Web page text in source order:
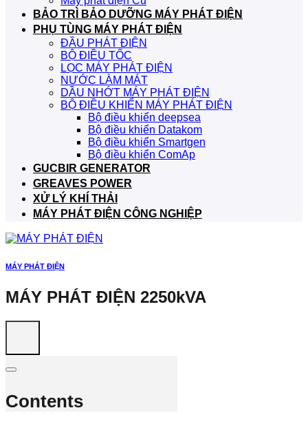
BẢO TRÌ BẢO DƯỠNG MÁY PHÁT ĐIỆN
PHỤ TÙNG MÁY PHÁT ĐIỆN
ĐẦU PHÁT ĐIỆN
BỘ ĐIỀU TỐC
LỌC MÁY PHÁT ĐIỆN
NƯỚC LÀM MÁT
DẦU NHỚT MÁY PHÁT ĐIỆN
BỘ ĐIỀU KHIỂN MÁY PHÁT ĐIỆN
Bộ điều khiển deepsea
Bộ điều khiển Datakom
Bộ điều khiển Smartgen
Bộ điều khiển ComAp
GUCBIR GENERATOR
GREAVES POWER
XỬ LÝ KHÍ THẢI
MÁY PHÁT ĐIỆN CÔNG NGHIỆP
MÁY PHÁT ĐIỆN
MÁY PHÁT ĐIỆN 2250kVA
Contents